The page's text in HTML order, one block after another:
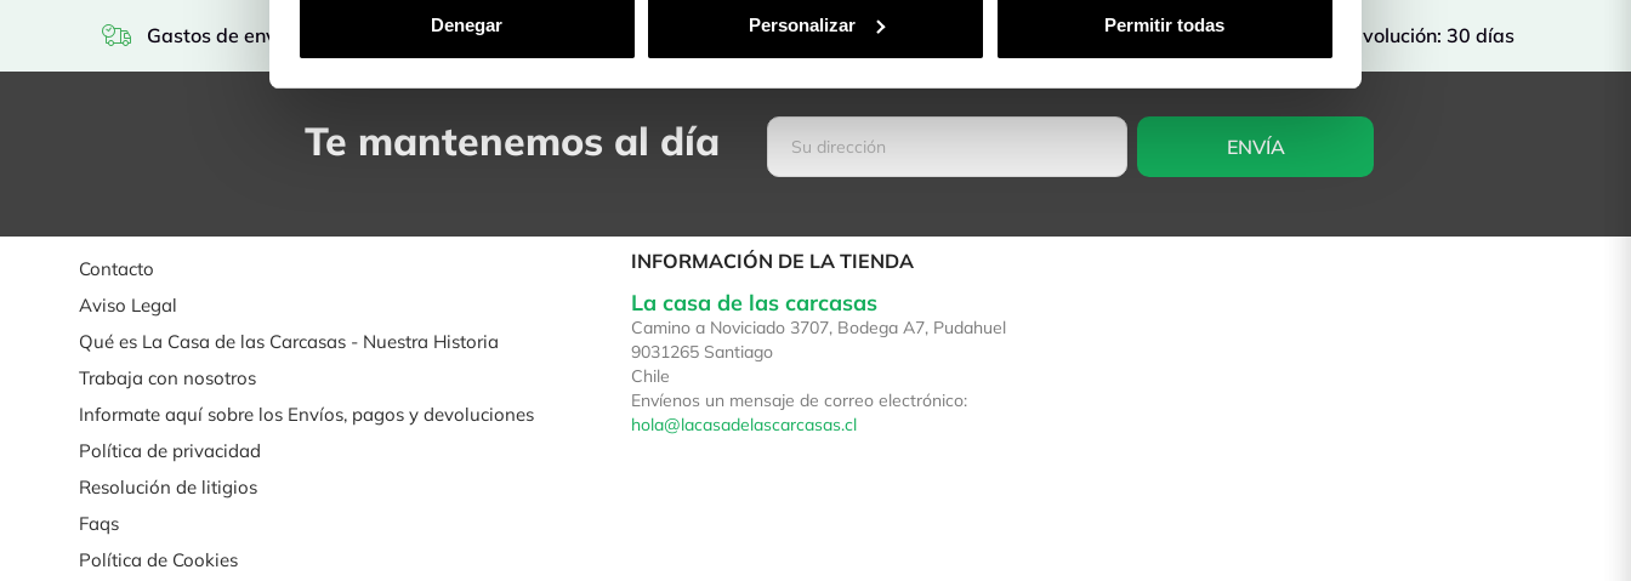
Denegar Personalizar Permitir todas
Gastos de envío gratis Garantía asegurada Devolución: 30 días
Te mantenemos al día
Contacto
Aviso Legal
Qué es La Casa de las Carcasas - Nuestra Historia
Trabaja con nosotros
Informate aquí sobre los Envíos, pagos y devoluciones
Política de privacidad
Resolución de litigios
Faqs
Política de Cookies
INFORMACIÓN DE LA TIENDA
La casa de las carcasas
Camino a Noviciado 3707, Bodega A7, Pudahuel
9031265 Santiago
Chile
Envíenos un mensaje de correo electrónico:
hola@lacasadelascarcasas.cl